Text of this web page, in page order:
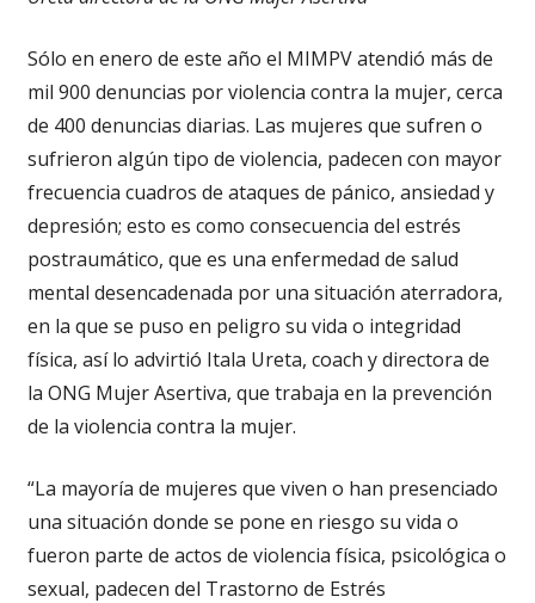
Sólo en enero de este año el MIMPV atendió más de
mil 900 denuncias por violencia contra la mujer, cerca
de 400 denuncias diarias. Las mujeres que sufren o
sufrieron algún tipo de violencia, padecen con mayor
frecuencia cuadros de ataques de pánico, ansiedad y
depresión; esto es como consecuencia del estrés
postraumático, que es una enfermedad de salud
mental desencadenada por una situación aterradora,
en la que se puso en peligro su vida o integridad
física, así lo advirtió Itala Ureta, coach y directora de
la ONG Mujer Asertiva, que trabaja en la prevención
de la violencia contra la mujer.
“La mayoría de mujeres que viven o han presenciado
una situación donde se pone en riesgo su vida o
fueron parte de actos de violencia física, psicológica o
sexual, padecen del Trastorno de Estrés